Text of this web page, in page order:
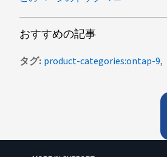
おすすめの記事
タグ product-categories:ontap-9